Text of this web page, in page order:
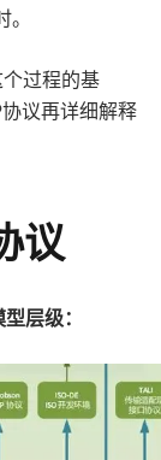
过程的基
议再详细解释
议
层级：